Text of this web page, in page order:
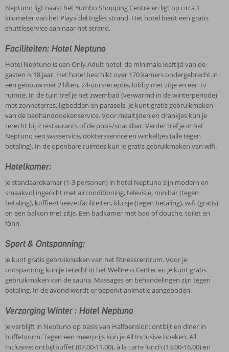
Neptuno ligt naast het Yumbo Shopping Centre en ligt op circa 1
kilometer van het Playa del Ingles strand. Het hotel biedt een gratis
shuttleservice aan naar het strand.
Faciliteiten: Hotel Neptuno
Hotel Neptuno is een Only Adult hotel, de minimale leeftijd van de
gasten is 18 jaar. Het hotel beschikt over 170 kamers ondergebracht in
een gebouw met 2 liften, 24-uursreceptie, lobby met zitje en een tv
ruimte. In de tuin tref je het zwembad (verwarmd in de winterperiode)
met zonneterras, ligbedden en parasols. Je kunt gratis gebruikmaken
van de badhanddoekenservice. Voor maaltijden en drankjes kun je
terecht bij 2 restaurants of de pool-/snackbar. Verder tref je in het
Neptuno een wasservice, doktersservice en winkeltjes (alle tegen
betaling). In de openbare ruimtes kun je gratis gebruikmaken van wifi.
Hotelkamer:
Je standaardkamer (1-3 personen) in hotel Neptuno zijn modern en
smaakvol ingericht met airconditioning, televisie, minibar (tegen
betaling), koffie-/theezetfaciliteiten, kluisje (tegen betaling), wifi (gratis)
en een balkon met zitje. Een badkamer met bad of douche, toilet en
föhn.
Sport & Ontspanning:
Je kunt gratis gebruikmaken van het fitnesscentrum. Voor je
ontspanning kun je terecht in het Wellness Center en je kunt gratis
gebruikmaken van de sauna. Massages en behandelingen zijn tegen
betaling. In de avond wordt er beperkt animatie aangeboden.
Verzorging Winter : Hotel Neptuno
Je verblijft in Neptuno op basis van Halfpension: ontbijt en diner in
buffetvorm. Tegen een meerprijs kun je All Inclusive boeken. All
Inclusive: ontbijtbuffet (07.00-11.00), à la carte lunch (13.00-16.00) en